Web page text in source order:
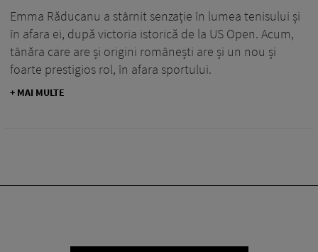
Emma Răducanu a stârnit senzație în lumea tenisului și
în afara ei, după victoria istorică de la US Open. Acum,
tânăra care are și origini românești are și un nou și
foarte prestigios rol, în afara sportului.
+ MAI MULTE